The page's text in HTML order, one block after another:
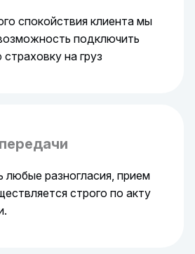
спокойствия клиента мы
подключить
на груз
любые разногласия, прием
строго по акту